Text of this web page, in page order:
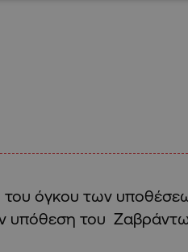
του όγκου των
υπόθεση του